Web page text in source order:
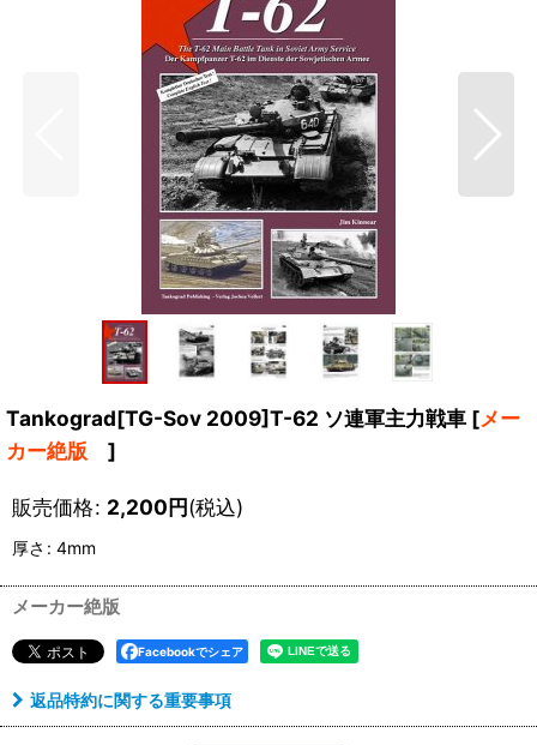
Tankograd[TG-Sov 2009]T-62 ソ連軍主力戦車 [メー
カー絶版 ]
販売価格: 2,200円(税込)
厚さ : 4mm
メーカー絶版
Facebookでシェア
返品特約に関する重要事項